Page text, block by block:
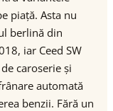
piață. Asta nu
berlină din
iar Ceed SW
caroserie și
automată
benzii. Fără un